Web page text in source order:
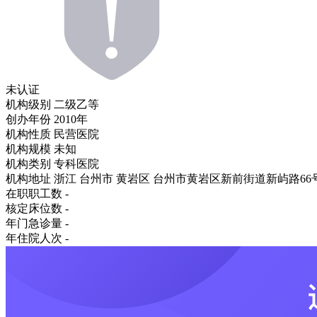
未认证
机构级别 二级乙等
创办年份 2010年
机构性质 民营医院
机构规模 未知
机构类别 专科医院
机构地址 浙江 台州市 黄岩区 台州市黄岩区新前街道新屿路66
在职职工数 -
核定床位数 -
年门急诊量 -
年住院人次 -